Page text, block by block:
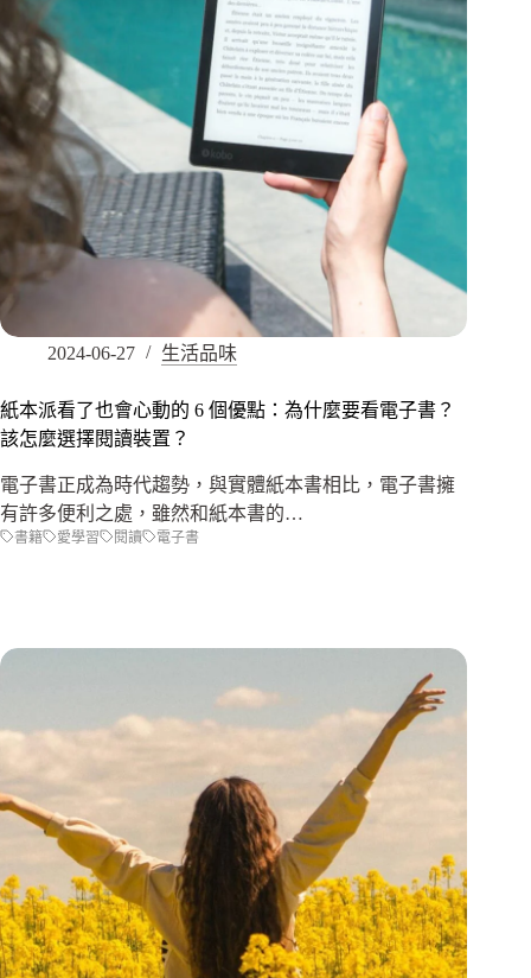
2024-06-27 生活品味
紙本派看了也會心動的 6 個優點：為什麼要看電子書？
該怎麼選擇閱讀裝置？
電子書正成為時代趨勢，與實體紙本書相比，電子書擁
有許多便利之處，雖然和紙本書的…
書籍 愛學習 閱讀 電子書